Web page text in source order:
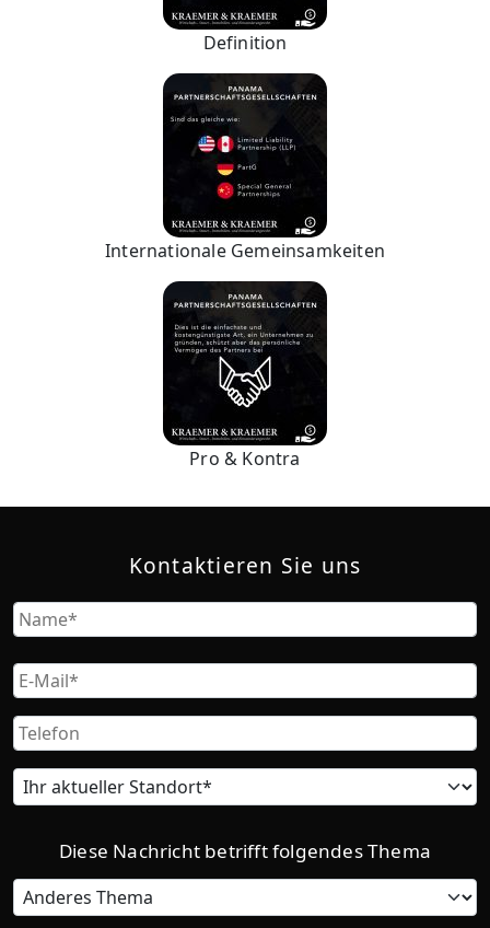
Definition
Internationale Gemeinsamkeiten
Pro & Kontra
Kontaktieren Sie uns
Name
Email
Phone
Current
location
Diese Nachricht betrifft folgendes Thema
Category